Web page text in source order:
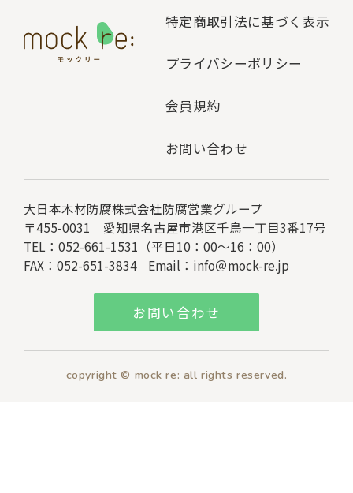
特定商取引法に基づく表示
プライバシーポリシー
会員規約
お問い合わせ
大日本木材防腐株式会社防腐営業グループ
〒455-0031 愛知県名古屋市港区千鳥一丁目3番17号
TEL：052-661-1531（平日10：00～16：00）
FAX：052-651-3834
Email： info＠mock-re.jp
お問い合わせ
copyright © mock re: all rights reserved.